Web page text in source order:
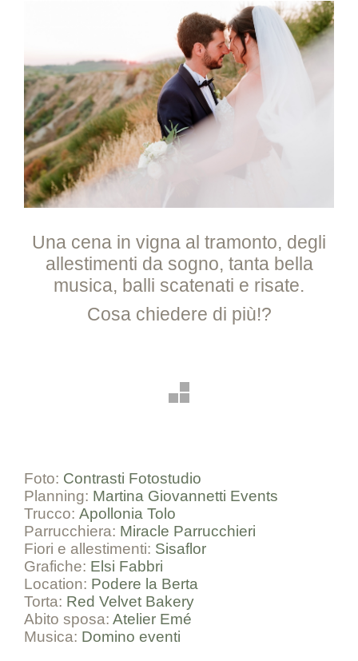
Una cena in vigna al tramonto, degli
allestimenti da sogno, tanta bella
musica, balli scatenati e risate.
Cosa chiedere di più!?
Foto: Contrasti Fotostudio
Planning: Martina Giovannetti Events
Trucco: Apollonia Tolo
Parrucchiera: Miracle Parrucchieri
Fiori e allestimenti: Sisaflor
Grafiche: Elsi Fabbri
Location: Podere la Berta
Torta: Red Velvet Bakery
Abito sposa: Atelier Emé
Musica: Domino eventi